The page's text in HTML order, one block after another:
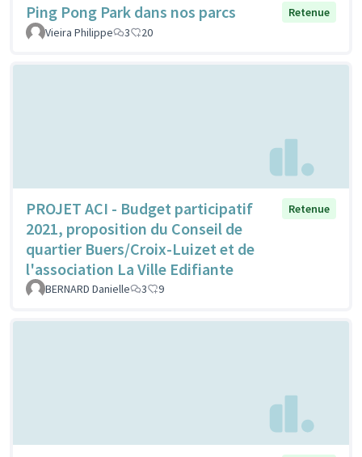
Ping Pong Park dans nos parcs
Retenue
Vieira Philippe
3 20
PROJET ACI - Budget participatif
2021, proposition du Conseil de
quartier Buers/Croix-Luizet et de
l'association La Ville Edifiante
Retenue
BERNARD Danielle 3 9